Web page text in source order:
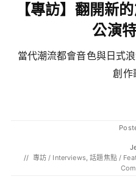
【專訪】翻開新
公演
當代潮流都會音色與日式
創作
// 專訪 / Interviews,話題焦點 /